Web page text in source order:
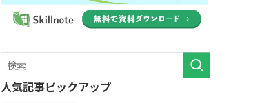
人気記事ピックアップ